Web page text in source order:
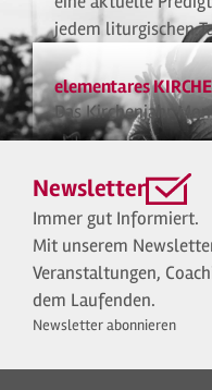
jedem liturgischen
elementares
Das Kirchenjahr
Newsletter
Immer gut Informiert.
Mit unserem
Veranstaltungen,
dem Laufenden.
Newsletter abonnieren